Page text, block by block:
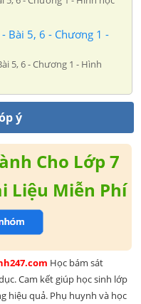
Bài 5, 6 - Chương 1 -
5, 6 - Chương 1 - Hình
ý
Cho Lớp 7
Liệu Miễn Phí
Học bám sát
Cam kết giúp học sinh lớp
hiệu quả. Phụ huynh và học